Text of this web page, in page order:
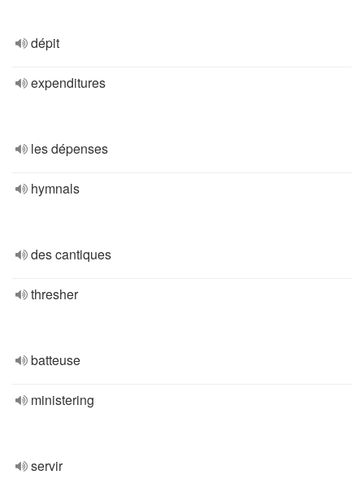
dépit
expenditures
les dépenses
hymnals
des cantiques
thresher
batteuse
ministering
servir